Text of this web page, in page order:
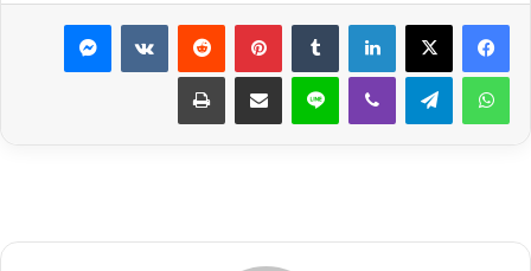
لينكدإن بينتيريست ماسنجر
واتساب تيلقرام ڤايبر لاين مشاركة عبر البريد طباعة